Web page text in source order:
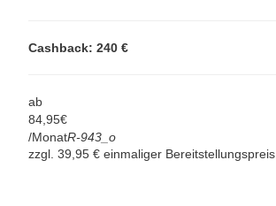
Cashback: 240 €
ab
84, 95€
/MonatR-943_o
zzgl. 39,95 € einmaliger Bereitstellungspreis